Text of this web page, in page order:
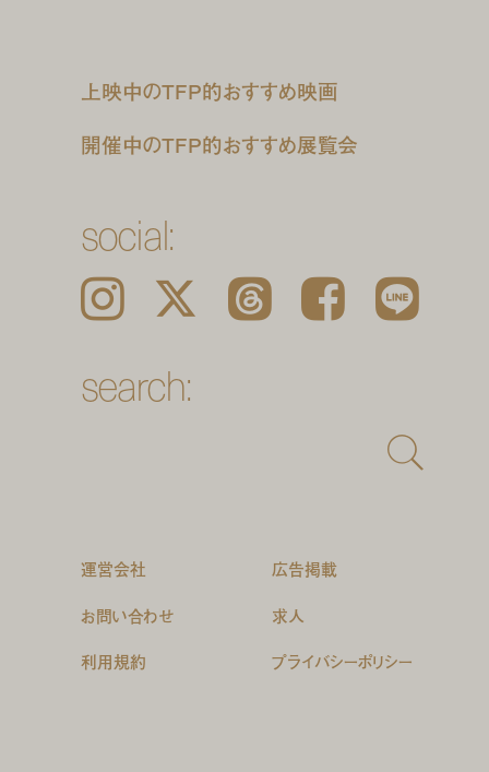
上映中のTFP的おすすめ映画
開催中のTFP的おすすめ展覧会
social:
Instagram 𝕏 Threads Facebook LINE
search:
運営会社
広告掲載
お問い合わせ
求人
利用規約
プライバシーポリシー